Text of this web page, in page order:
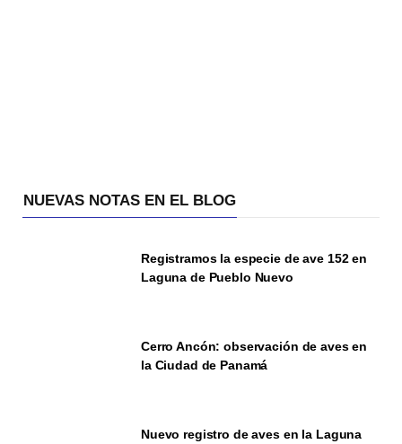
NUEVAS NOTAS EN EL BLOG
Registramos la especie de ave 152 en
Laguna de Pueblo Nuevo
Cerro Ancón: observación de aves en
la Ciudad de Panamá
Nuevo registro de aves en la Laguna